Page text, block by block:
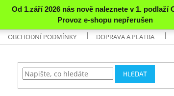
OBCHODNÍ PODMÍNKY DOPRAVA A PLATBA
HLEDAT